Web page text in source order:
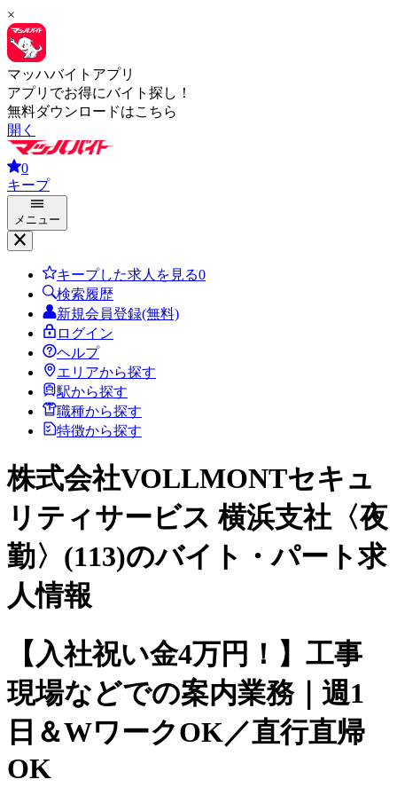
×
マッハバイトアプリ
アプリでお得にバイト探し！
無料ダウンロードはこちら
開く
0
キープ
メニュー
キープした求人を見る0
検索履歴
新規会員登録(無料)
ログイン
ヘルプ
エリアから探す
駅から探す
職種から探す
特徴から探す
株式会社VOLLMONTセキュ
リティサービス 横浜支社〈夜
勤〉(113)のバイト・パート求
人情報
【入社祝い金4万円！】工事
現場などでの案内業務｜週1
日＆WワークOK／直行直帰
OK